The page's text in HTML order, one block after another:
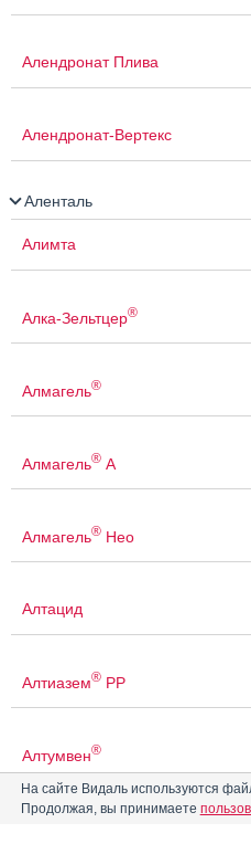
Алендронат Плива
Алендронат-Вертекс
Аленталь
Алимта
Алка-Зельтцер®
Алмагель®
Алмагель® А
Алмагель® Нео
Алтацид
Алтиазем® РР
Алтумвен®
На сайте Видаль используются
Продолжая, вы принимаете